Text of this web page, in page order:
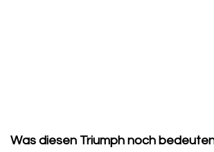
Was diesen Triumph noch